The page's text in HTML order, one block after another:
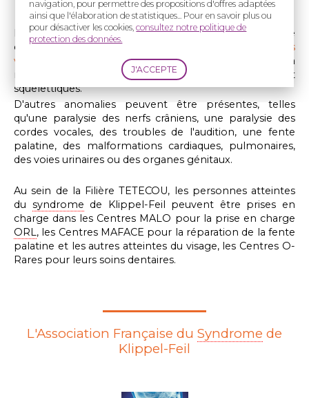
navigation, pour permettre des propositions d'offres adaptées
ainsi que l'élaboration de statistiques... Pour en savoir plus ou
pour désactiver les cookies,consultez notre politique de
protection des données.
Lesyndromede Klippel-Feilest une maladie rare
caractérisée par lafusion congénitale d'une ou plusieurs
vertèbres cervicales
, à l'origine d'une diminution de la
mobilité du cou et de manifestations neurologiques et
squelettiques.
D'autres anomalies peuvent être présentes, telles
qu'une paralysie des nerfs crâniens, une paralysie des
cordes vocales, des troubles de l'audition, une fente
palatine, des malformations cardiaques, pulmonaires,
des voies urinaires ou des organes génitaux.
Au sein de la Filière TETECOU, les personnes atteintes
du syndrome de Klippel-Feil peuvent être prises en
charge dans les Centres MALO pour la prise en charge
ORL, les Centres MAFACE pour la réparation de la fente
palatine et les autres atteintes du visage, les Centres O-
Rares pour leurs soins dentaires.
L'Association Française du Syndrome de
Klippel-Feil